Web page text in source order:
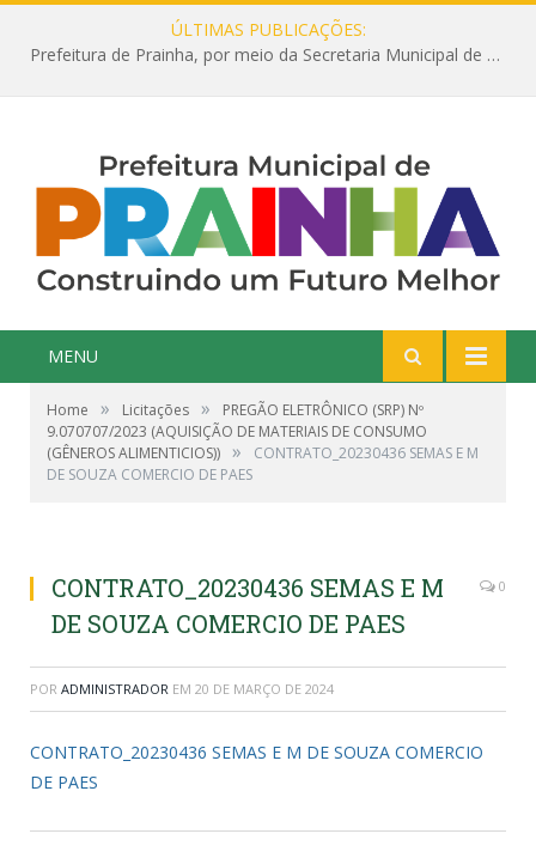
ÚLTIMAS PUBLICAÇÕES:
Prefeitura de Prainha, por meio da Secretaria Municipal de Educação, abre 354 vagas na área da Educação para 2025 com processo seletivo simplificado
MENU
Home » Licitações »
PREGÃO ELETRÔNICO (SRP) Nº
9.070707/2023 (AQUISIÇÃO DE MATERIAIS DE CONSUMO
(GÊNEROS ALIMENTICIOS)) »
CONTRATO_20230436 SEMAS E M
DE SOUZA COMERCIO DE PAES
CONTRATO_20230436 SEMAS E M
DE SOUZA COMERCIO DE PAES
0
POR ADMINISTRADOR EM 20 DE MARÇO DE 2024
CONTRATO_20230436 SEMAS E M DE SOUZA COMERCIO
DE PAES